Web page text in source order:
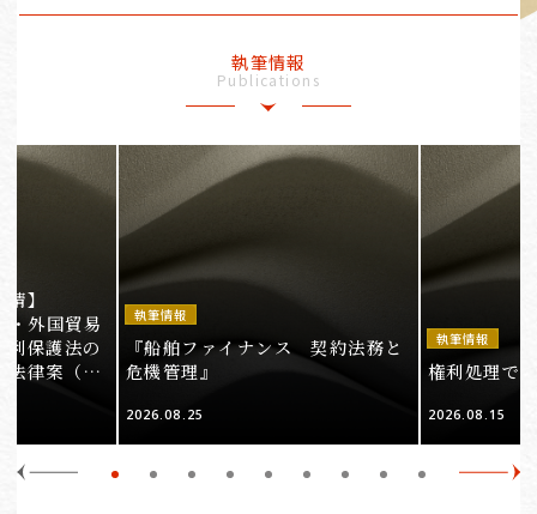
執筆情報
Publications
】
外国貿易
利保護法の
法律案（そ
執筆情報
『船舶ファイナンス 契約法務と
危機管理』
2026.08.25
執筆情報
権利処理で
2026.08.15